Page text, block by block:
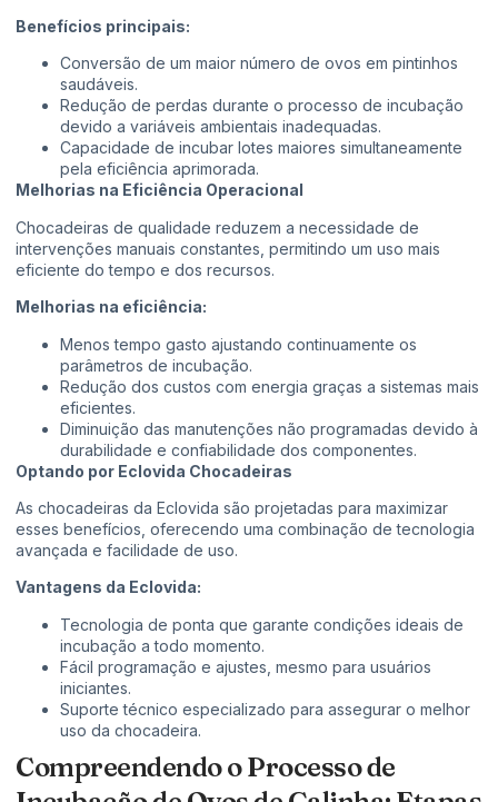
Benefícios principais:
Conversão de um maior número de ovos em pintinhos
saudáveis.
Redução de perdas durante o processo de incubação
devido a variáveis ambientais inadequadas.
Capacidade de incubar lotes maiores simultaneamente
pela eficiência aprimorada.
Melhorias na Eficiência Operacional
Chocadeiras de qualidade reduzem a necessidade de
intervenções manuais constantes, permitindo um uso mais
eficiente do tempo e dos recursos.
Melhorias na eficiência:
Menos tempo gasto ajustando continuamente os
parâmetros de incubação.
Redução dos custos com energia graças a sistemas mais
eficientes.
Diminuição das manutenções não programadas devido à
durabilidade e confiabilidade dos componentes.
Optando por Eclovida Chocadeiras
As chocadeiras da Eclovida são projetadas para maximizar
esses benefícios, oferecendo uma combinação de tecnologia
avançada e facilidade de uso.
Vantagens da Eclovida:
Tecnologia de ponta que garante condições ideais de
incubação a todo momento.
Fácil programação e ajustes, mesmo para usuários
iniciantes.
Suporte técnico especializado para assegurar o melhor
uso da chocadeira.
Compreendendo o Processo de